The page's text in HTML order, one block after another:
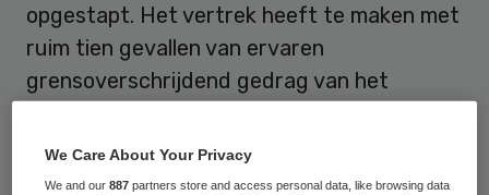
opgestapt. Het vertrek heeft te maken met
ruim tien gevallen van ervaren
grensoverschrijdend gedrag van het
protestants-christelijke WZU Veluwe heeft
1300 medewerkers voor de
We Care About Your Privacy
We and our887 partners store and access personal data, like browsing data